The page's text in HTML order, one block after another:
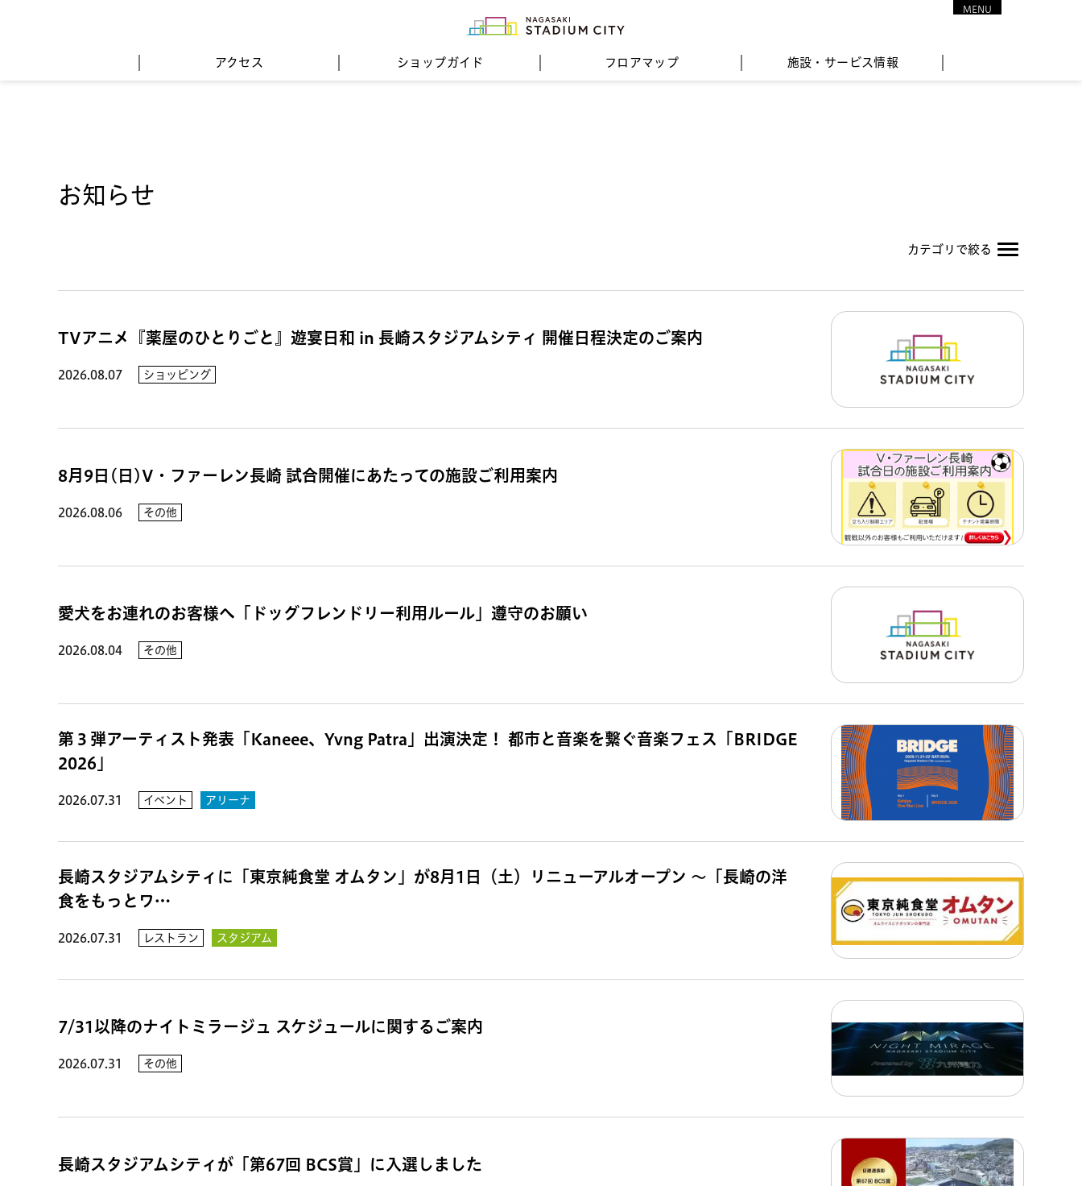
アクセス ショップガイド フロアマップ 施設・サービス情報
MENU
お知らせ
カテゴリで絞る
TVアニメ『薬屋のひとりごと』遊宴日和 in 長崎スタジアムシティ 開催日程決定のご案内
2026.08.07 ショッピング
8月9日(日)V・ファーレン長崎 試合開催にあたっての施設ご利用案内
2026.08.06 その他
愛犬をお連れのお客様へ「ドッグフレンドリー利用ルール」遵守のお願い
2026.08.04 その他
第３弾アーティスト発表「Kaneee、Yvng Patra」出演決定！ 都市と音楽を繋ぐ音楽フェス「BRIDGE
2026」
2026.07.31 イベント アリーナ
長崎スタジアムシティに「東京純食堂 オムタン」が8月1日（土）リニューアルオープン 〜「長崎の洋
食をもっとワ…
2026.07.31 レストラン スタジアム
7/31以降のナイトミラージュ スケジュールに関するご案内
2026.07.31 その他
長崎スタジアムシティが「第67回 BCS賞」に入選しました